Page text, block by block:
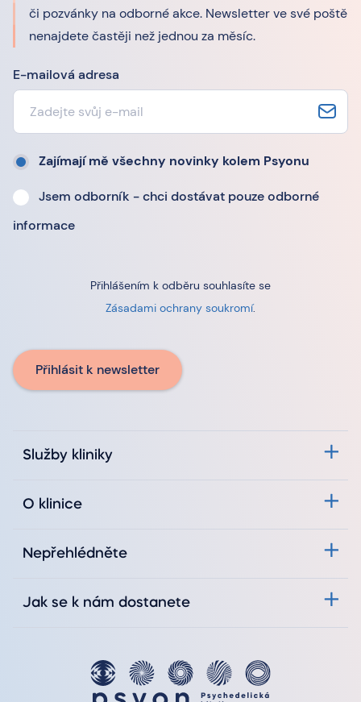
či pozvánky na odborné akce. Newsletter ve své poště
nenajdete častěji než jednou za měsíc.
E-mailová adresa
Zajímají mě všechny novinky kolem Psyonu
Jsem odborník - chci dostávat pouze odborné
informace
Přihlášením k odběru souhlasíte se
Zásadami ochrany soukromí.
Přihlásit k newsletter
Služby kliniky
O klinice
Nepřehlédněte
Jak se k nám dostanete